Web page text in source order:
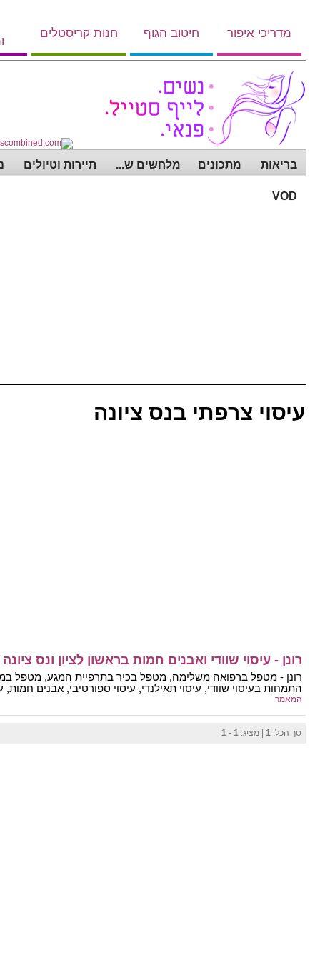
מדריכי איפור חיטוב הגוף חנות קריסטלים
בריאות מתכונים מלחשים ש... תיירות וטיולים
VOD
עיסוי צרפתי בנס ציונה
רונן - עיסוי שוודי ואבנים חמות בראשון לציון ונס ציונה
רונן - מטפל ברפואה משלימה, מטפל בכיר בתרפיית המגע, מטפל
התמחות בעיסוי שוודי, עיסוי תאילנדי, עיסוי ספורטיבי, אבנים חמות,
המאמר
סך הכל: 1 | מציג: 1 - 1